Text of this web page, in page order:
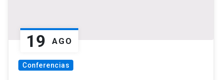
19 AGO
Conferencias